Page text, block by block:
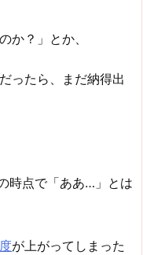
か？」とか、
ったら、まだ納得出
時点で「ああ…」とは
が上がってしまった